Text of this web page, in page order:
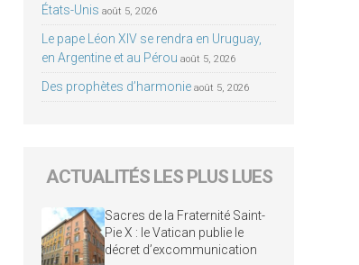
États-Unis août 5, 2026
Le pape Léon XIV se rendra en Uruguay,
en Argentine et au Pérou août 5, 2026
Des prophètes d’harmonie août 5, 2026
ACTUALITÉS LES PLUS LUES
Sacres de la Fraternité Saint-
Pie X : le Vatican publie le
décret d’excommunication